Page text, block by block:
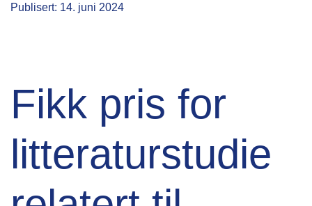
Publisert: 14. juni 2024
Fikk pris for
litteraturstudie